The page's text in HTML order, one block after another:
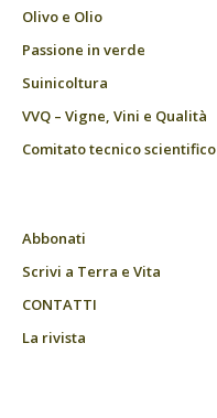
Olivo e Olio
Passione in verde
Suinicoltura
VVQ – Vigne, Vini e Qualità
Comitato tecnico scientifico
Abbonati
Scrivi a Terra e Vita
CONTATTI
La rivista